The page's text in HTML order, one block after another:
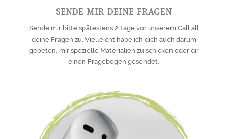
Sende mir deine Fragen
Sende mir bitte spätestens 2 Tage vor unserem Call all
deine Fragen zu. Vielleicht habe ich dich auch darum
gebeten, mir spezielle Materialien zu schicken oder dir
einen Fragebogen gesendet.